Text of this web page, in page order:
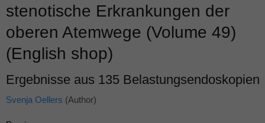
stenotische Erkrankungen der
oberen Atemwege (Volume 49)
(English shop)
Ergebnisse aus 135 Belastungsendoskopien
Svenja Oellers (Author)